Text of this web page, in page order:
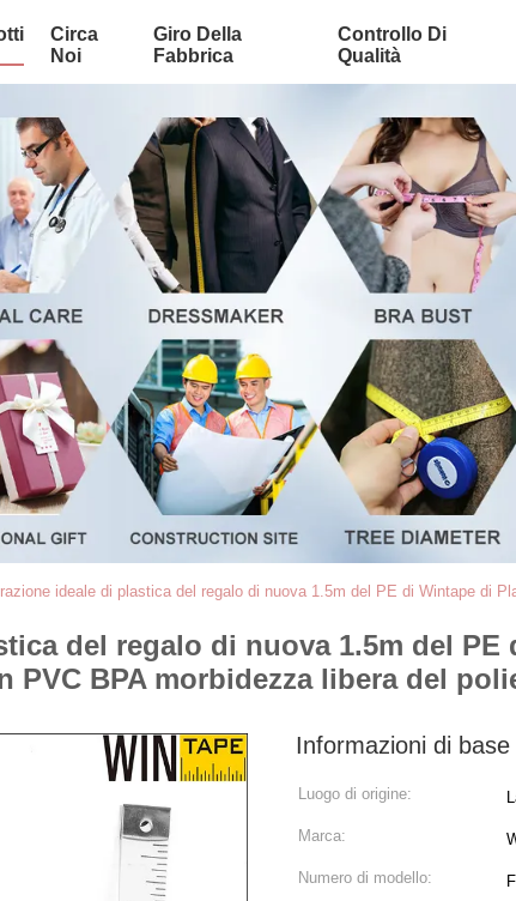
Circa
Noi
Giro Della
Fabbrica
Controllo Di
Qualità
ideale di plastica del regalo di nuova 1.5m del PE di Wintape di
del regalo di nuova 1.5m del
PVC BPA morbidezza libera del
Informazioni di base
Luogo di origine:
Marca:
Numero di modello: